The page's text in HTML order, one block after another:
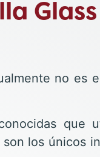
Glass
no es
que
los únicos